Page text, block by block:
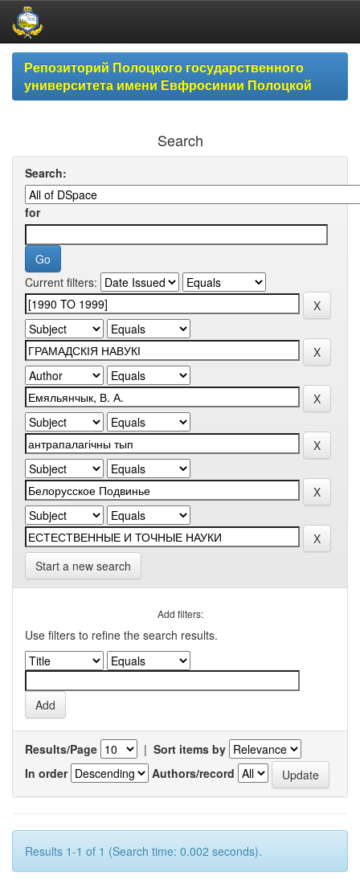
Skip
navigationРепозиторий Полоцкого государственного
университета имени Евфросинии Полоцкой
Search
Search:
for
Current filters:
Start a new search
Add filters:
Use filters to refine the search results.
Results/Page | Sort items by
In order
Authors/record
Results 1-1 of 1 (Search time: 0.002 seconds).